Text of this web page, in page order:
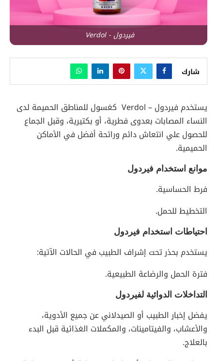
فيردول - Verdol
شارك
يستخدم فيردول – Verdol كغسول للمناطق الحميمة لدى
النساء المصابات بعدوى فطرية، أو بكتيرية، وقبل الجماع
للحصول علي انتعاش دائم ورائحة أفضل في الأماكن
الحميمية.
موانع استخدام فيردول
فرط الحساسية.
التخطيط للحمل.
احتياطات استخدام فيردول
يستخدم بحذر تحت إشراف الطبيب في الحالات الآتية:
فترة الحمل والرضاعة الطبيعية.
التداخلات الدوائية لفيردول
يفضل إخبار الطبيب أو الصيدلاني عن جميع الأدوية،
والأعشاب، والفيتامينات، والمكملات الغذائية قبل البدء
بالعلاج.